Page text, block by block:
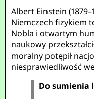
Albert Einstein
Niemczech fizykiem
Nobla i otwartym
naukowy
moralny potępił
niesprawiedliwość
Do sumienia